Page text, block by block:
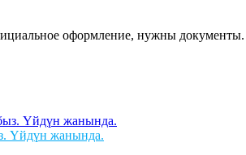
оформление, нужны
Үйдүн жанында.